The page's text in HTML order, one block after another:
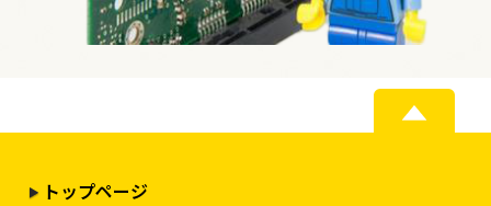
トップページ